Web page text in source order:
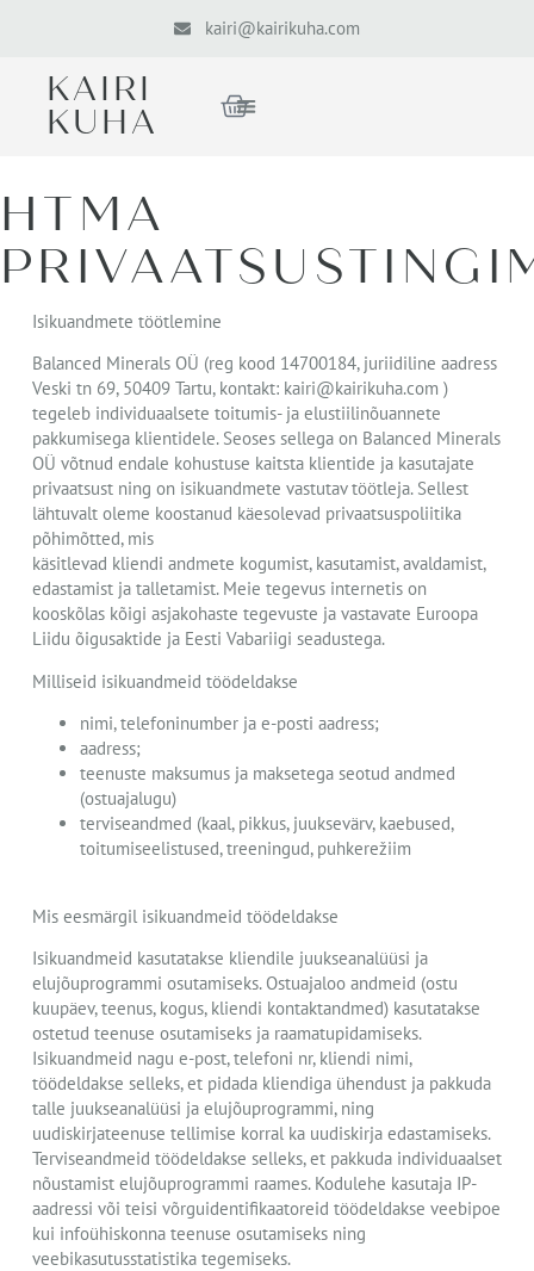
kairi@kairikuha.com
KAIRI
KUHA
HTMA
Isikuandmete töötlemine
Balanced Minerals OÜ (reg kood 14700184, juriidiline aadress
Veski tn 69, 50409 Tartu, kontakt: kairi@kairikuha.com )
tegeleb individuaalsete toitumis- ja elustiilinõuannete
pakkumisega klientidele. Seoses sellega on Balanced Minerals
OÜ võtnud endale kohustuse kaitsta klientide ja kasutajate
privaatsust ning on isikuandmete vastutav töötleja. Sellest
lähtuvalt oleme koostanud käesolevad privaatsuspoliitika
põhimõtted, mis
käsitlevad kliendi andmete kogumist, kasutamist, avaldamist,
edastamist ja talletamist. Meie tegevus internetis on
kooskõlas kõigi asjakohaste tegevuste ja vastavate Euroopa
Liidu õigusaktide ja Eesti Vabariigi seadustega.
Milliseid isikuandmeid töödeldakse
nimi, telefoninumber ja e-posti aadress;
aadress;
teenuste maksumus ja maksetega seotud andmed
(ostuajalugu)
terviseandmed (kaal, pikkus, juuksevärv, kaebused,
toitumiseelistused, treeningud, puhkerežiim
Mis eesmärgil isikuandmeid töödeldakse
Isikuandmeid kasutatakse kliendile juukseanalüüsi ja
elujõuprogrammi osutamiseks. Ostuajaloo andmeid (ostu
kuupäev, teenus, kogus, kliendi kontaktandmed) kasutatakse
ostetud teenuse osutamiseks ja raamatupidamiseks.
Isikuandmeid nagu e-post, telefoni nr, kliendi nimi,
töödeldakse selleks, et pidada kliendiga ühendust ja pakkuda
talle juukseanalüüsi ja elujõuprogrammi, ning
uudiskirjateenuse tellimise korral ka uudiskirja edastamiseks.
Terviseandmeid töödeldakse selleks, et pakkuda individuaalset
nõustamist elujõuprogrammi raames. Kodulehe kasutaja IP-
aadressi või teisi võrguidentifikaatoreid töödeldakse veebipoe
kui infoühiskonna teenuse osutamiseks ning
veebikasutusstatistika tegemiseks.